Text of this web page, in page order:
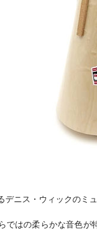
デニス・ウィックのミュ
ではの柔らかな音色